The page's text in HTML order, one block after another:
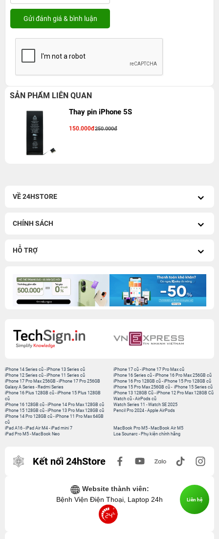
SẢN PHẨM LIÊN QUAN
Thay pin iPhone 5S
150.000đ250.000đ
VỀ 24HSTORE
CHÍNH SÁCH
HỖ TRỢ
iPhone 14 Series cũ -iPhone 13 Series cũ
iPhone 12 Series cũ -iPhone 11 Series cũ
iPhone 17 Pro Max 256GB -iPhone 17 Pro 256GB
Galaxy A Series - Redmi Series
iPhone 17 cũ-iPhone 17 Pro Max cũ
iPhone 16 Series cũ- iPhone 16 Pro Max 256GB cũ
iPhone 16 Pro 128GB cũ-iPhone 15 Pro 128GB cũ
iPhone 15 Pro Max 256GB cũ- iPhone 15 Series cũ
iPhone 16 Plus 128GB cũ -iPhone 15 Plus 128GB
cũ
iPhone 16 128GB cũ -iPhone 14 Pro Max 128GB cũ
iPhone 15 128GB cũ -iPhone 13 Pro Max 128GB cũ
iPhone 14 Pro 128GB cũ -iPhone 11 Pro Max 64GB
cũ
iPhone 13 128GB Cũ-iPhone 12 Pro Max 128GB Cũ
Watch cũ-AirPods cũ
Watch Series 11 -Watch SE 2025
Pencil Pro 2024-Apple AirPods
iPad A16 -iPad Air M4 -iPad mini 7
iPad Pro M5 - MacBook Neo
MacBook Pro M5- MacBook Air M5
Loa Sounarc- Phụ kiện chính hãng
Kết nối 24hStore
Website thành viên:
Bệnh Viện Điện Thoại, Laptop 24h
Liên hệ